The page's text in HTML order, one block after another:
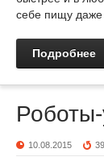
себе пищу даже
Подробнее
10.08.2015